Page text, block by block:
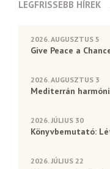
LEGFRISSEBB HÍREK
2026. AUGUSZTUS 5
Give Peace a
2026. AUGUSZTUS 3
Mediterrán
2026. JÚLIUS 30
Könyvbemutató:
2026. JÚLIUS 22